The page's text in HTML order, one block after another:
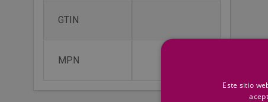
GTIN
MPN
Este sitio